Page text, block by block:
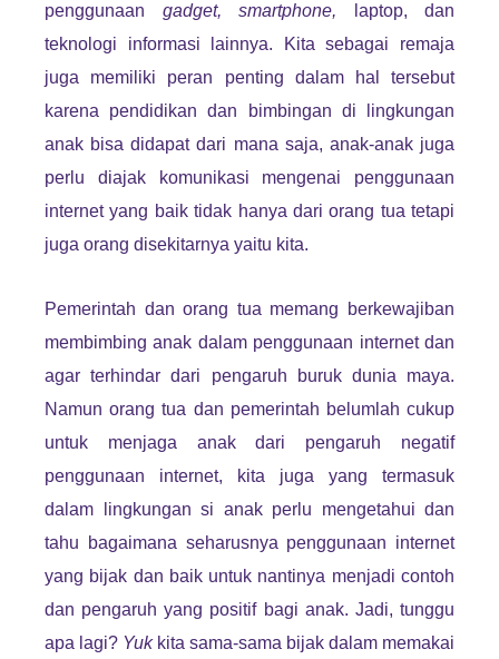
penggunaan gadget, smartphone,
laptop, dan
teknologi informasi lainnya. Kita sebagai remaja
juga memiliki peran penting dalam hal tersebut
karena pendidikan dan bimbingan di lingkungan
anak bisa didapat dari mana saja, anak-anak juga
perlu diajak komunikasi mengenai penggunaan
internet yang baik tidak hanya dari orang tua tetapi
juga orang disekitarnya yaitu kita.
Pemerintah dan orang tua memang berkewajiban
membimbing anak dalam penggunaan internet dan
agar terhindar dari pengaruh buruk dunia maya.
Namun orang tua dan pemerintah belumlah cukup
untuk menjaga anak dari pengaruh negatif
penggunaan internet, kita juga yang termasuk
dalam lingkungan si anak perlu mengetahui dan
tahu bagaimana seharusnya penggunaan internet
yang bijak dan baik untuk nantinya menjadi contoh
dan pengaruh yang positif bagi anak. Jadi, tunggu
apa lagi? Yuk kita sama-sama bijak dalam memakai